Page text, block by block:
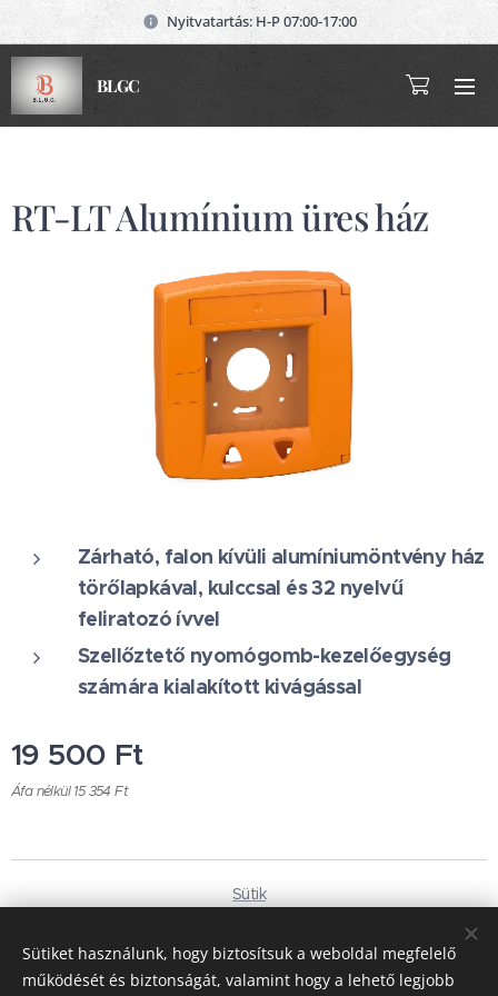
Nyitvatartás: H-P 07:00-17:00
BLGC
RT-LT Alumínium üres ház
Zárható, falon kívüli alumíniumöntvény ház
törőlapkával, kulccsal és 32 nyelvű
feliratozó ívvel
Szellőztető nyomógomb-kezelőegység
számára kialakított kivágással
19 500 Ft
Áfa nélkül 15 354 Ft
Sütik
Magyar
Deutsch
Sütiket használunk, hogy biztosítsuk a weboldal megfelelő
működését és biztonságát, valamint hogy a lehető legjobb